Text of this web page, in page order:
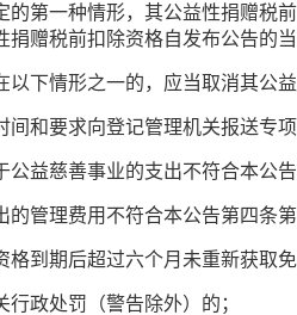
的第一种情形，其公益性捐赠税
捐赠税前扣除资格自发布公告的
以下情形之一的，应当取消其公
间和要求向登记管理机关报送专
公益慈善事业的支出不符合本公
的管理费用不符合本公告第四条
格到期后超过六个月未重新获取
行政处罚（警告除外）的；